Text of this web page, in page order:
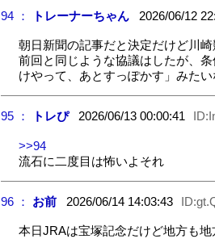
94 ： トレーナーちゃん2026/06/12
朝日新聞の記事だと決定だけど川崎
前回と同じような協議はしたが、
けやって、あとすっぽかす」みた
95 ： トレぴ2026/06/13 00:00:41
>>94
流石に二度目は怖いよそれ
96 ： お前2026/06/14 14:03:43
本日JRAは宝塚記念だけど地方も